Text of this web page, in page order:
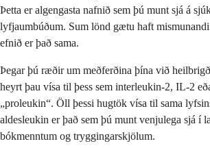
Þetta er algengasta nafnið sem þú munt sjá á
lyfjaumbúðum. Sum lönd gætu haft
efnið er það sama.
Þegar þú ræðir um meðferðina þína við
heyrt þau vísa til þess sem interleukin-2, IL-2
„proleukin“. Öll þessi hugtök vísa til sama
aldesleukin er það sem þú munt venjulega sjá
bókmenntum og tryggingarskjölum.